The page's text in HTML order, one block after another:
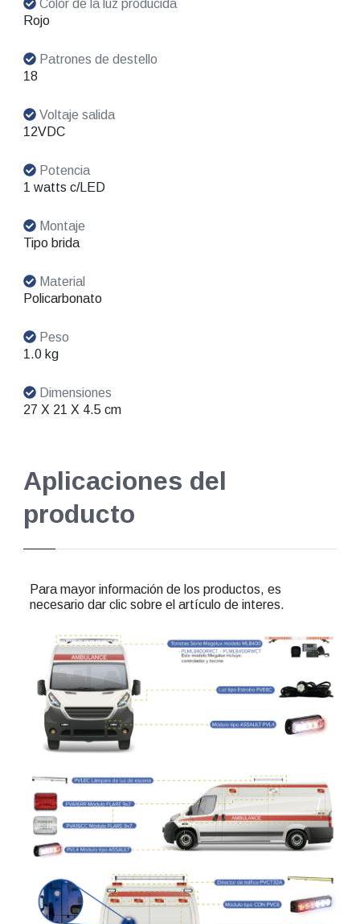
Color de la luz producida
Rojo
Patrones de destello
18
Voltaje salida
12VDC
Potencia
1 watts c/LED
Montaje
Tipo brida
Material
Policarbonato
Peso
1.0 kg
Dimensiones
27 X 21 X 4.5 cm
Aplicaciones del
producto
Para mayor información de los productos, es
necesario dar clic sobre el artículo de interes.